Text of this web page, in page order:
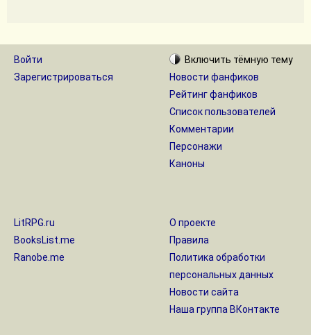
Войти
Зарегистрироваться
Включить тёмную тему
Новости фанфиков
Рейтинг фанфиков
Список пользователей
Комментарии
Персонажи
Каноны
LitRPG.ru
BooksList.me
Ranobe.me
О проекте
Правила
Политика обработки
персональных данных
Новости сайта
Наша группа ВКонтакте